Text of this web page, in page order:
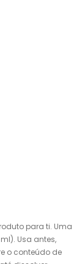
para ti. Uma
Usa antes,
o conteúdo de